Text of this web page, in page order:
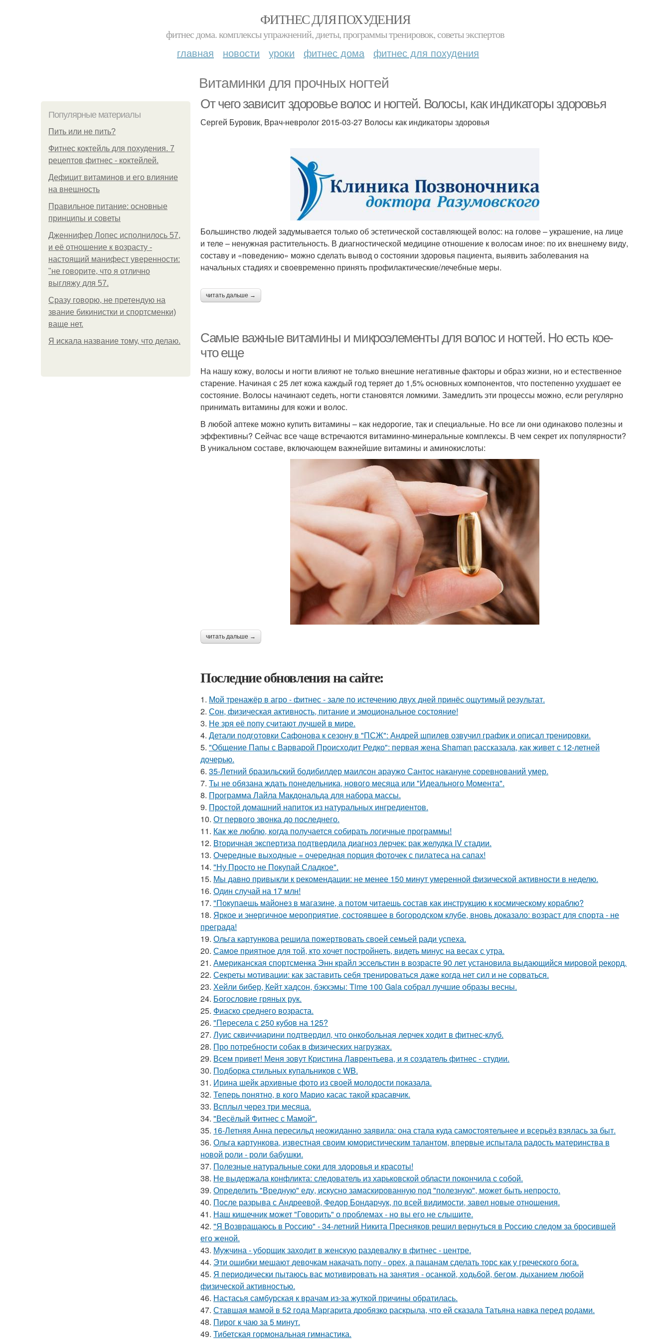
ФИТНЕС ДЛЯ ПОХУДЕНИЯ
фитнес дома. комплексы упражнений, диеты, программы тренировок, советы экспертов
главная новости уроки фитнес дома фитнес для похудения
Витаминки для прочных ногтей
Популярные материалы
Пить или не пить?
Фитнес коктейль для похудения. 7
рецептов фитнес - коктейлей.
Дефицит витаминов и его влияние
на внешность
Правильное питание: основные
принципы и советы
Дженнифер Лопес исполнилось 57,
и её отношение к возрасту -
настоящий манифест уверенности:
"не говорите, что я отлично
выгляжу для 57.
Сразу говорю, не претендую на
звание бикинистки и спортсменки)
ваще нет.
Я искала название тому, что делаю.
От чего зависит здоровье волос и ногтей. Волосы, как индикаторы здоровья
Сергей Буровик, Врач-невролог 2015-03-27 Волосы как индикаторы здоровья
Большинство людей задумывается только об эстетической составляющей волос: на голове – украшение, на лице
и теле – ненужная растительность. В диагностической медицине отношение к волосам иное: по их внешнему виду,
составу и «поведению» можно сделать вывод о состоянии здоровья пациента, выявить заболевания на
начальных стадиях и своевременно принять профилактические/лечебные меры.
читать дальше →
Самые важные витамины и микроэлементы для волос и ногтей. Но есть кое-
что еще
На нашу кожу, волосы и ногти влияют не только внешние негативные факторы и образ жизни, но и естественное
старение. Начиная с 25 лет кожа каждый год теряет до 1,5% основных компонентов, что постепенно ухудшает ее
состояние. Волосы начинают седеть, ногти становятся ломкими. Замедлить эти процессы можно, если регулярно
принимать витамины для кожи и волос.
В любой аптеке можно купить витамины – как недорогие, так и специальные. Но все ли они одинаково полезны и
эффективны? Сейчас все чаще встречаются витаминно-минеральные комплексы. В чем секрет их популярности?
В уникальном составе, включающем важнейшие витамины и аминокислоты:
читать дальше →
Последние обновления на сайте:
1. Мой тренажёр в агро - фитнес - зале по истечению двух дней принёс ощутимый результат.
2. Сон, физическая активность, питание и эмоциональное состояние!
3. Не зря её попу считают лучшей в мире.
4. Детали подготовки Сафонова к сезону в "ПСЖ": Андрей шпилев озвучил график и описал тренировки.
5. "Общение Папы с Варварой Происходит Редко": первая жена Shaman рассказала, как живет с 12-летней
дочерью.
6. 35-Летний бразильский бодибилдер маилсон араужо Сантос накануне соревнований умер.
7. Ты не обязана ждать понедельника, нового месяца или "Идеального Момента".
8. Программа Лайла Макдональда для набора массы.
9. Простой домашний напиток из натуральных ингредиентов.
10. От первого звонка до последнего.
11. Как же люблю, когда получается собирать логичные программы!
12. Вторичная экспертиза подтвердила диагноз лерчек: рак желудка IV стадии.
13. Очередные выходные = очередная порция фоточек с пилатеса на сапах!
14. "Ну Просто не Покупай Сладкое".
15. Мы давно привыкли к рекомендации: не менее 150 минут умеренной физической активности в неделю.
16. Один случай на 17 млн!
17. "Покупаешь майонез в магазине, а потом читаешь состав как инструкцию к космическому кораблю?
18. Яркое и энергичное мероприятие, состоявшее в богородском клубе, вновь доказало: возраст для спорта - не
преграда!
19. Ольга картункова решила пожертвовать своей семьей ради успеха.
20. Самое приятное для той, кто хочет постройнеть, видеть минус на весах с утра.
21. Американская спортсменка Энн крайл эссельстин в возрасте 90 лет установила выдающийся мировой рекорд.
22. Секреты мотивации: как заставить себя тренироваться даже когда нет сил и не сорваться.
23. Хейли бибер, Кейт хадсон, бэкхэмы: Time 100 Gala собрал лучшие образы весны.
24. Богословие гряных рук.
25. Фиаско среднего возраста.
26. "Пересела с 250 кубов на 125?
27. Луис сквиччиарини подтвердил, что онкобольная лерчек ходит в фитнес-клуб.
28. Про потребности собак в физических нагрузках.
29. Всем привет! Меня зовут Кристина Лаврентьева, и я создатель фитнес - студии.
30. Подборка стильных купальников с WB.
31. Ирина шейк архивные фото из своей молодости показала.
32. Теперь понятно, в кого Марио касас такой красавчик.
33. Всплыл через три месяца.
34. "Весёлый Фитнес с Мамой".
35. 16-Летняя Анна пересильд неожиданно заявила: она стала куда самостоятельнее и всерьёз взялась за быт.
36. Ольга картункова, известная своим юмористическим талантом, впервые испытала радость материнства в
новой роли - роли бабушки.
37. Полезные натуральные соки для здоровья и красоты!
38. Не выдержала конфликта: следователь из харьковской области покончила с собой.
39. Определить "Вредную" еду, искусно замаскированную под "полезную", может быть непросто.
40. После разрыва с Андреевой, Федор Бондарчук, по всей видимости, завел новые отношения.
41. Наш кишечник может "Говорить" о проблемах - но вы его не слышите.
42. "Я Возвращаюсь в Россию" - 34-летний Никита Пресняков решил вернуться в Россию следом за бросившей
его женой.
43. Мужчина - уборщик заходит в женскую раздевалку в фитнес - центре.
44. Эти ошибки мешают девочкам накачать попу - орех, а пацанам сделать торс как у греческого бога.
45. Я периодически пытаюсь вас мотивировать на занятия - осанкой, ходьбой, бегом, дыханием любой
физической активностью.
46. Настасья самбурская к врачам из-за жуткой причины обратилась.
47. Ставшая мамой в 52 года Маргарита дробязко раскрыла, что ей сказала Татьяна навка перед родами.
48. Пирог к чаю за 5 минут.
49. Тибетская гормональная гимнастика.